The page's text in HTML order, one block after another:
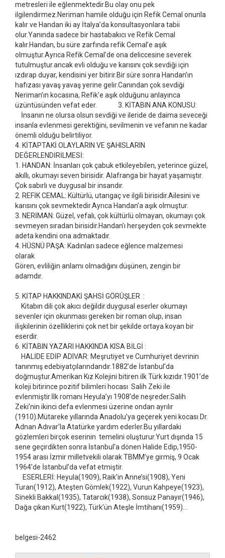
metresleri ile eğlenmektedir.Bu olay onu pek
ilgilendirmez.Neriman hamile olduğu için Refik Cemal onunla
kalır ve Handan iki ay İtalya’da konsultasyonlara tabii
olur.Yanında sadece bir hastabakıcı ve Refik Cemal
kalır.Handan, bu süre zarfında refik Cemal’e aşık
olmuştur.Ayrıca Refik Cemal’de ona deliccesine severek
tutulmuştur.ancak evli olduğu ve karısını çok sevdiği için
ızdırap duyar, kendisini yer bitirir.Bir süre sonra Handan’ın
hafızası yavaş yavaş yerine gelir.Canından çok sevdiği
Neriman’ın kocasına, Refik’e aşık olduğunu anlayınca
üzüntüsünden vefat eder. 3. KİTABIN ANA KONUSU:
İnsanın ne olursa olsun sevdiği ve ileride de daima seveceği
insanla evlenmesi gerektiğini, sevilmenin ve vefanın ne kadar
önemli olduğu belirtiliyor.
4. KİTAPTAKİ OLAYLARIN VE ŞAHISLARIN
DEĞERLENDİRİLMESİ:
1. HANDAN: İnsanları çok çabuk etkileyebilen, yeterince güzel,
akıllı, okumayı seven birisidir. Alafranga bir hayat yaşamıştır.
Çok sabırlı ve duygusal bir insandır.
2. REFİK CEMAL: Kültürlü, utangaç ve ilgili birisidir.Ailesini ve
karısını çok sevmektedir.Ayrıca Handan’a aşık olmuştur.
3. NERİMAN: Güzel, vefalı, çok kültürlü olmayan, okumayı çok
sevmeyen sıradan birisidir.Handan’ı herşeyden çok sevmekte
adeta kendini ona admaktadır.
4. HÜSNÜ PAŞA: Kadınları sadece eğlence malzemesi
olarak
Gören, evliliğin anlamı olmadığını düşünen, zengin bir
adamdır.
5. KİTAP HAKKINDAKİ ŞAHSİ GÖRÜŞLER :
Kitabın dili çok akıcı değildir.duygusal eserler okumayı
sevenler için okunması gereken bir roman olup, insan
ilişkilerinin özelliklerini çok net bir şekilde ortaya koyan bir
eserdir.
6. KİTABIN YAZARI HAKKINDA KISA BİLGİ :
HALİDE EDİP ADIVAR: Meşrutiyet ve Cumhuriyet devrinin
tanınmış edebiyatçılarındandır.1882’de İstanbul’da
doğmuştur.Amerikan Kız Kolejini bitiren ilk Türk kızıdır.1901’de
koleji bitirince pozitif bilimleri hocası Salih Zeki ile
evlenmiştir.İlk romanı Heyula’yı 1908’de neşreder.Salih
Zeki’nin ikinci defa evlenmesi üzerine ondan ayrılır
(1910).Mütareke yıllarında Anadolu’ya geçerek yeni kocası Dr.
Adnan Adıvar’la Atatürke yardım ederler.Bu yıllardaki
gözlemleri birçok eserinin temelini oluşturur.Yurt dışında 15
sene geçirdikten sonra İstanbul’a dönen Halide Edip,1950-
1954 arası İzmir milletvekili olarak TBMM’ye girmiş, 9 Ocak
1964’de İstanbul’da vefat etmiştir.
ESERLERİ: Heyula(1909), Raik’in Anne’si(1908), Yeni
Turan(1912), Ateşten Gömlek(1922), Vurun Kahpeye(1923),
Sinekli Bakkal(1935), Tatarcık(1938), Sonsuz Panayır(1946),
Dağa çıkan Kurt(1922), Türk’ün Ateşle İmtihanı(1959)…
belgesi-2462